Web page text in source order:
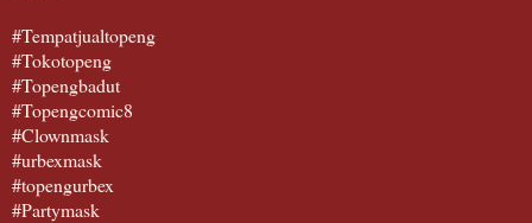
#Tempatjualtopeng
#Tokotopeng
#Topengbadut
#Topengcomic8
#Clownmask
#urbexmask
#topengurbex
#Partymask